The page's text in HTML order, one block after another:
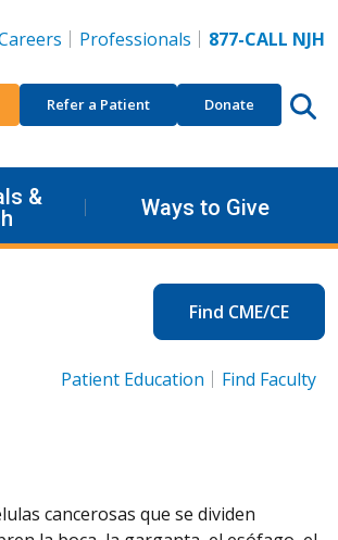
Professionals 877-CALL NJH
Refer a Patient Donate
&
Ways to Give
Find CME/CE
Patient Education Find Faculty
cancerosas que se dividen